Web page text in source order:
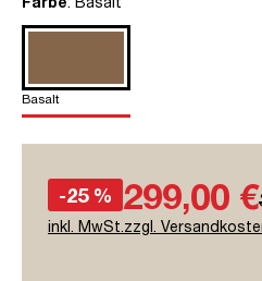
Basalt
-25 % 299,00 €
inkl. MwSt.zzgl.